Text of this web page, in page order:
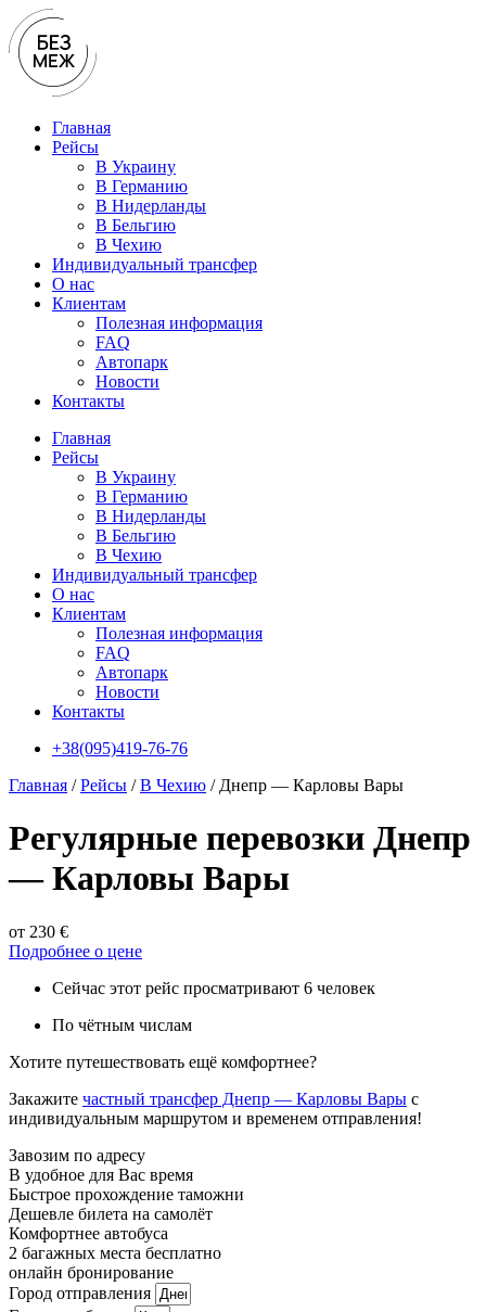
Перейти
к
содержимому
Главная
Рейсы
В Украину
В Германию
В Нидерланды
В Бельгию
В Чехию
Индивидуальный трансфер
О нас
Клиентам
Полезная информация
FAQ
Автопарк
Новости
Контакты
Главная
Рейсы
В Украину
В Германию
В Нидерланды
В Бельгию
В Чехию
Индивидуальный трансфер
О нас
Клиентам
Полезная информация
FAQ
Автопарк
Новости
Контакты
+38(095)419-76-76
Главная /Рейсы /В Чехию / Днепр — Карловы Вары
Регулярные перевозки Днепр
— Карловы Вары
от 230 €
Подробнее о цене
Сейчас этот рейс просматривают 6 человек
По чётным числам
Хотите путешествовать ещё комфортнее?
Закажите частный трансфер Днепр — Карловы Вары с
индивидуальным маршрутом и временем отправления!
Завозим по адресу
В удобное для Вас время
Быстрое прохождение таможни
Дешевле билета на самолёт
Комфортнее автобуса
2 багажных места бесплатно
онлайн бронирование
Город отправления